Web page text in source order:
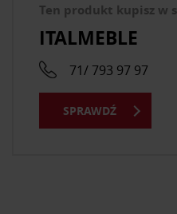
Ten produkt kupisz w
ITALMEBLE
71/ 793 97 97
SPRAWDŹ